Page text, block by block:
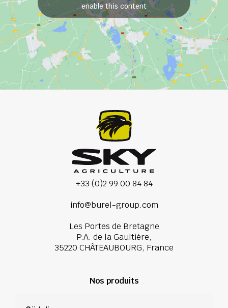
enable this content
+33 (0)2 99 00 84 84
info@burel-group.com
Les Portes de Bretagne
P.A. de la Gaultière,
35220 CHÂTEAUBOURG, France
Nos produits